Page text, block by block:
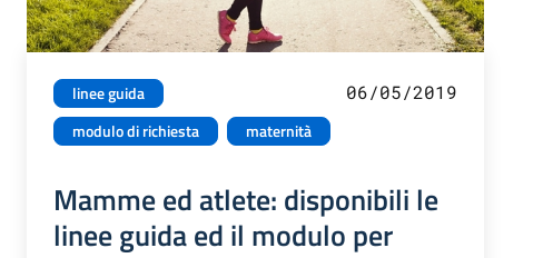
linee guida
modulo di richiesta
maternità
06/05/2019
Mamme ed atlete: disponibili le
linee guida ed il modulo per